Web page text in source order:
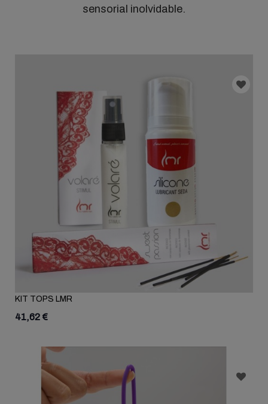
sensorial inolvidable.
KIT TOPS LMR
41,62 €